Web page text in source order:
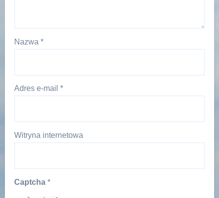
Nazwa *
Adres e-mail *
Witryna internetowa
Captcha *